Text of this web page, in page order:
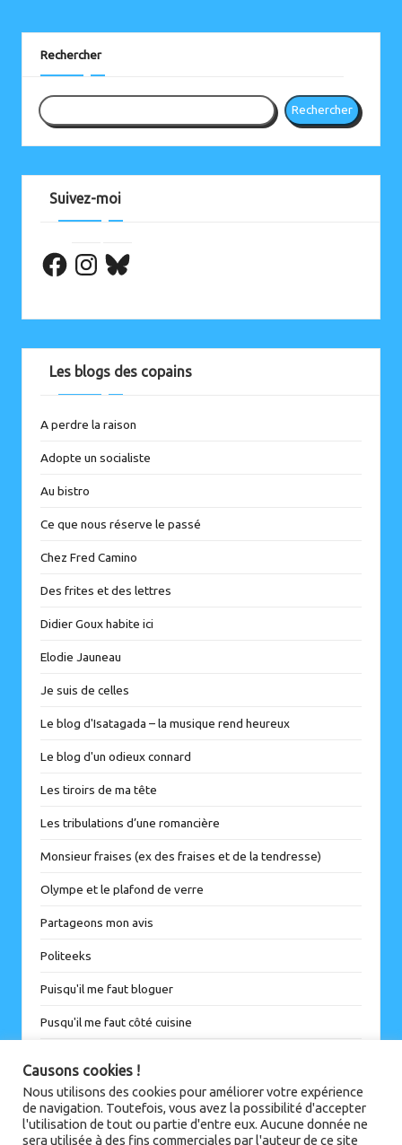
Rechercher
Rechercher
Suivez-moi
Facebook
Les blogs des copains
A perdre la raison
Adopte un socialiste
Au bistro
Ce que nous réserve le passé
Chez Fred Camino
Des frites et des lettres
Didier Goux habite ici
Elodie Jauneau
Je suis de celles
Le blog d'Isatagada – la musique rend heureux
Le blog d'un odieux connard
Les tiroirs de ma tête
Les tribulations d’une romancière
Monsieur fraises (ex des fraises et de la tendresse)
Olympe et le plafond de verre
Partageons mon avis
Politeeks
Puisqu'il me faut bloguer
Pusqu'il me faut côté cuisine
Trublyonne voit (toujours) la vie en rouge
Causons cookies !
Nous utilisons des cookies pour améliorer votre expérience
de navigation. Toutefois, vous avez la possibilité d'accepter
l'utilisation de tout ou partie d'entre eux. Aucune donnée ne
sera utilisée à des fins commerciales par l'auteur de ce site